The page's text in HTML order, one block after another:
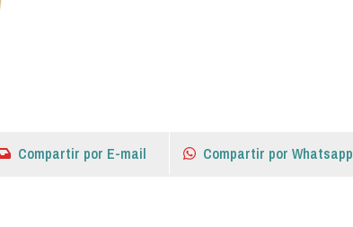
Compartir por E-mail Compartir por Whatsapp